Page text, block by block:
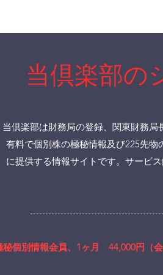
当倶楽部の
当倶楽部は財務局の登録、関東財務局
有料で個別株の極秘情報及び225先物
に提供する情報サイトです。サービス
秘個別情報会員、1ヶ月 44,000円（